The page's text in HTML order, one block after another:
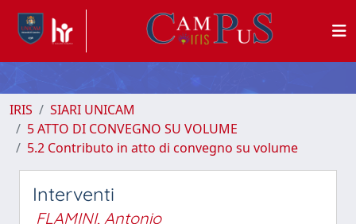
IRIS
SIARI UNICAM
5 ATTO DI CONVEGNO SU VOLUME
5.2 Contributo in atto di convegno su volume
Interventi
FLAMINI, Antonio